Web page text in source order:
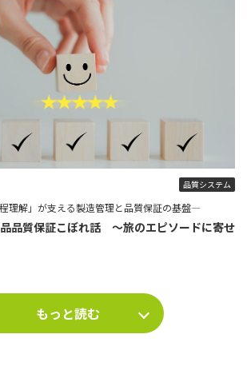
品質システム
理解」が支える製造管理と品質保証の基盤―
品品質保証こぼれ話 ～旅のエピソードに寄せ
もっと読む